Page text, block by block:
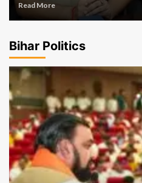
Read More
Bihar Politics